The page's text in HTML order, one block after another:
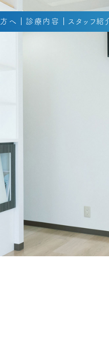
へ 診療内容 スタッフ紹